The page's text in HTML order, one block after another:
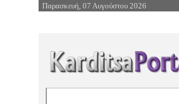
Επιστροφή στην Πλοήγηση
Παρασκευή, 07 Αυγούστου 2026